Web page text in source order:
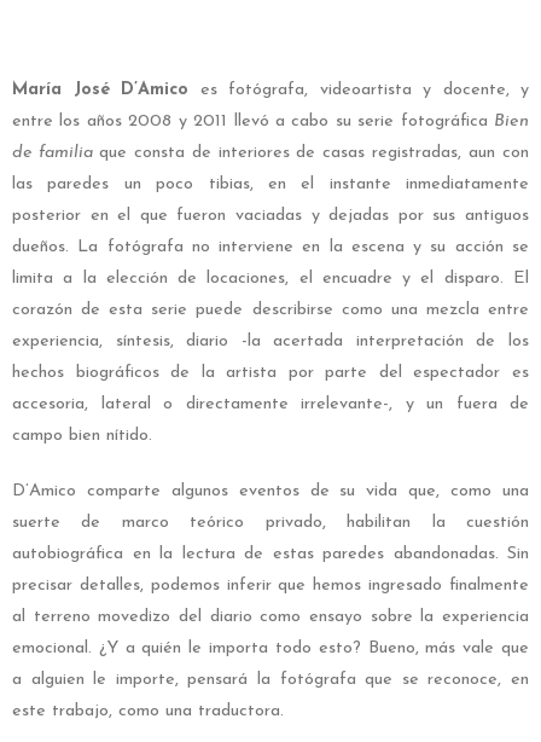
María José D’Amico es fotógrafa, videoartista y docente, y
entre los años 2008 y 2011 llevó a cabo su serie fotográfica Bien
de familia que consta de interiores de casas registradas, aun con
las paredes un poco tibias, en el instante inmediatamente
posterior en el que fueron vaciadas y dejadas por sus antiguos
dueños. La fotógrafa no interviene en la escena y su acción se
limita a la elección de locaciones, el encuadre y el disparo. El
corazón de esta serie puede describirse como una mezcla entre
experiencia, síntesis, diario -la acertada interpretación de los
hechos biográficos de la artista por parte del espectador es
accesoria, lateral o directamente irrelevante-, y un fuera de
campo bien nítido.
D’Amico comparte algunos eventos de su vida que, como una
suerte de marco teórico privado, habilitan la cuestión
autobiográfica en la lectura de estas paredes abandonadas. Sin
precisar detalles, podemos inferir que hemos ingresado finalmente
al terreno movedizo del diario como ensayo sobre la experiencia
emocional. ¿Y a quién le importa todo esto? Bueno, más vale que
a alguien le importe, pensará la fotógrafa que se reconoce, en
este trabajo, como una traductora.